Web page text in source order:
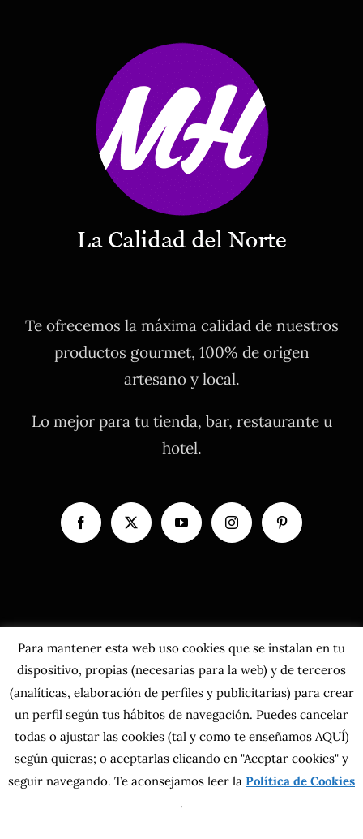
Te ofrecemos la máxima calidad de nuestros
productos gourmet, 100% de origen
artesano y local.
Lo mejor para tu tienda, bar, restaurante u
hotel.
Copyright 2026 MahatsHerri La Calidad del Norte S.L. | Todos los
derechos reservados.
Para mantener esta web uso cookies que se instalan en tu
dispositivo, propias (necesarias para la web) y de terceros
(analíticas, elaboración de perfiles y publicitarias) para crear
un perfil según tus hábitos de navegación. Puedes cancelar
todas o ajustar las cookies(tal y como te enseñamos AQUÍ)
según quieras; o aceptarlas clicando en "Aceptar cookies" y
seguir navegando. Te aconsejamos leer la Política de Cookies
.